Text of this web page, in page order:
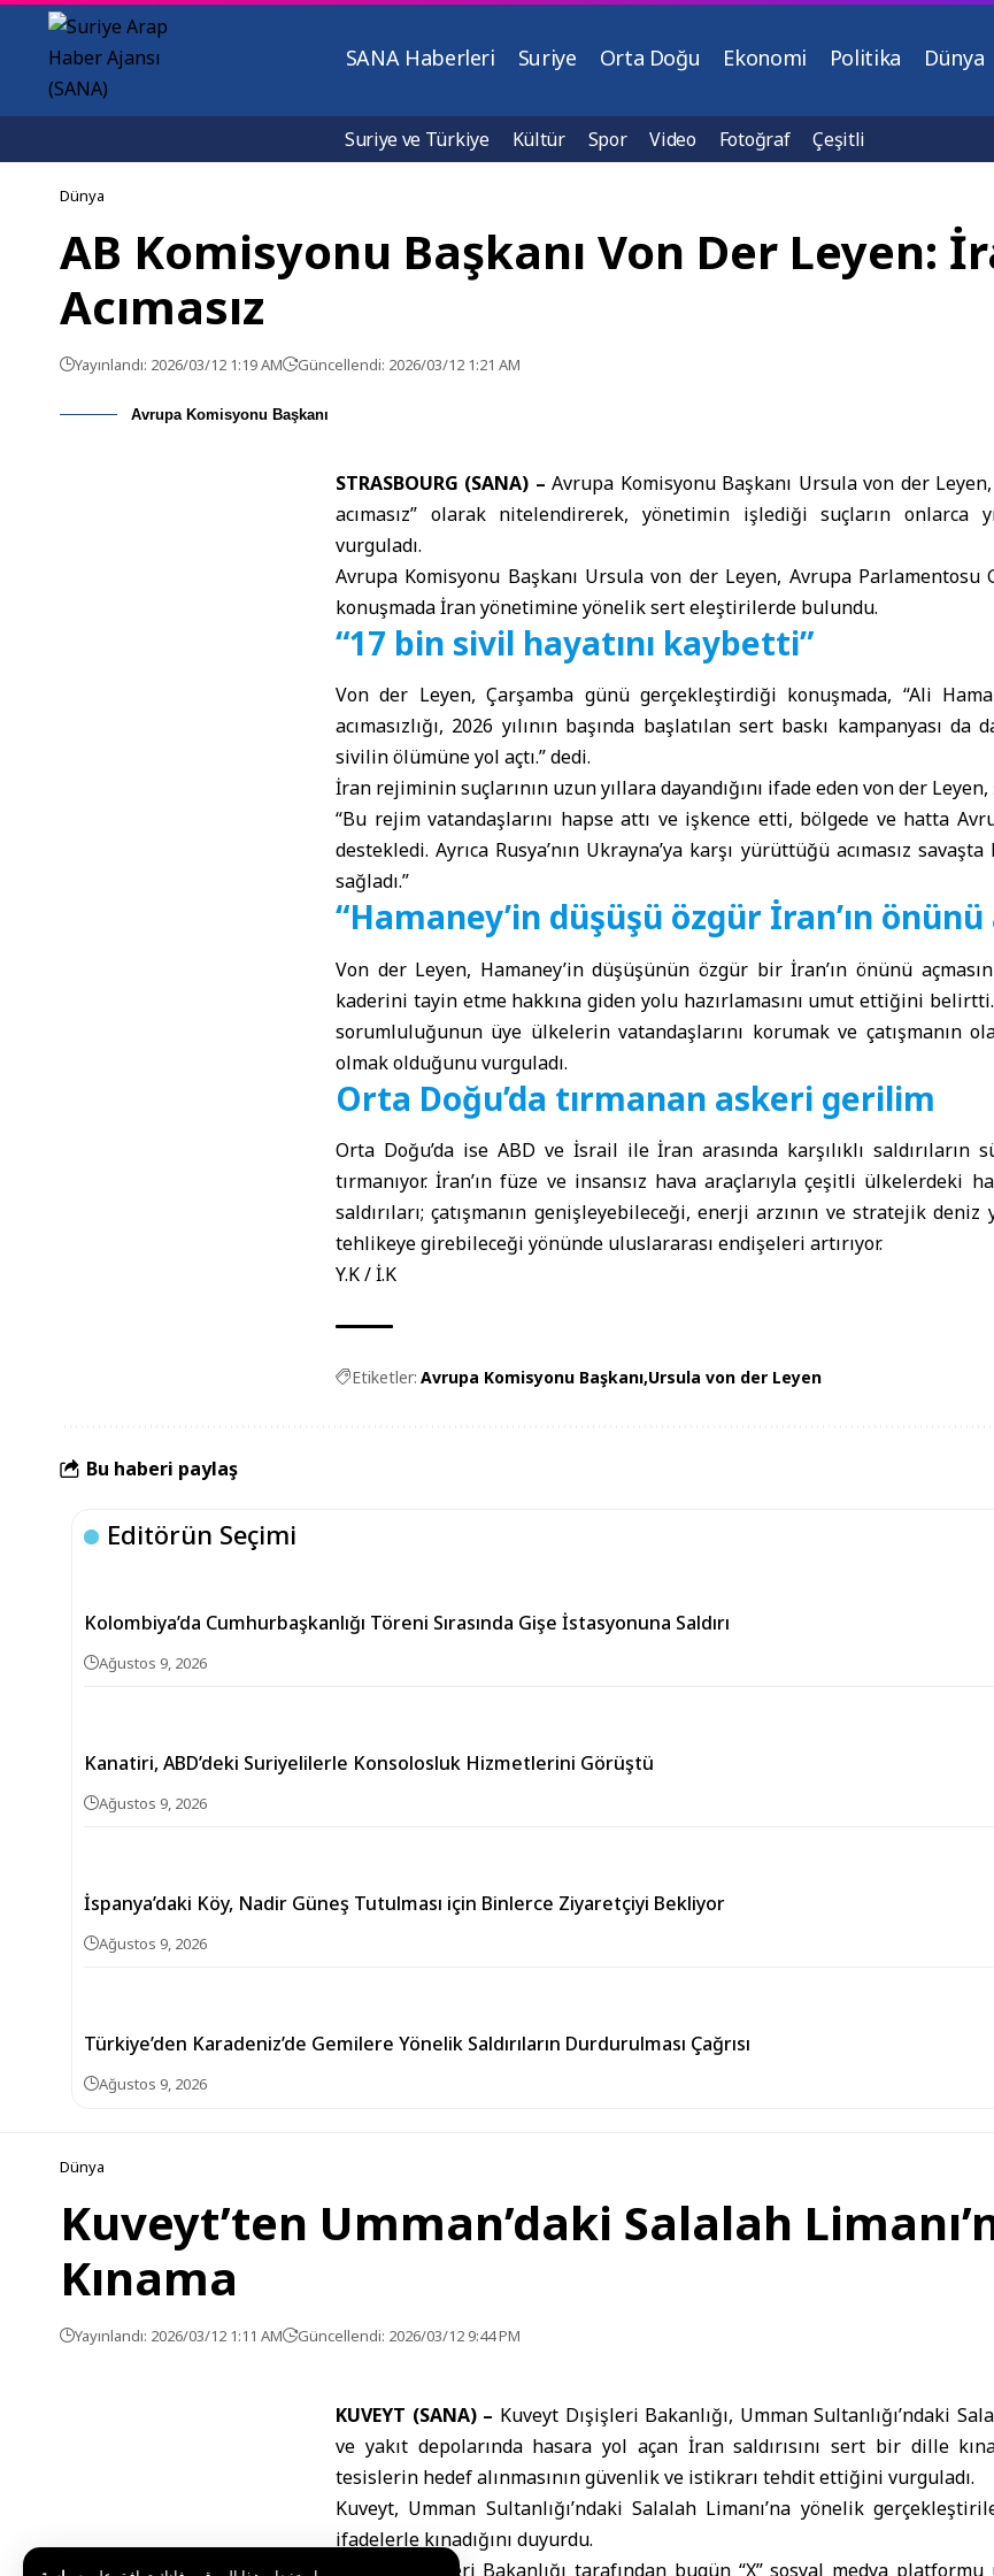
SANA Haberleri Suriye Orta Doğu Ekonomi Politika Dünya
Suriye ve Türkiye Kültür Spor Video Fotoğraf Çeşitli
Dünya
AB Komisyonu Başkanı Von Der Leyen:
Acımasız
Yayınlandı: 2026/03/12 1:19 AM Güncellendi: 2026/03/12 1:21 AM
Avrupa Komisyonu Başkanı
STRASBOURG (SANA) –Avrupa Komisyonu Başkanı Ursula von der Leyen
acımasız” olarak nitelendirerek, yönetimin işlediği suçların onlarca
vurguladı.
Avrupa Komisyonu Başkanı Ursula von der Leyen, Avrupa Parlamentosu
konuşmada İran yönetimine yönelik sert eleştirilerde bulundu.
“17 bin sivil hayatını kaybetti”
Von der Leyen, Çarşamba günü gerçekleştirdiği konuşmada, “Ali
acımasızlığı, 2026 yılının başında başlatılan sert baskı kampanyası
sivilin ölümüne yol açtı.” dedi.
İran rejiminin suçlarının uzun yıllara dayandığını ifade eden von der
“Bu rejim vatandaşlarını hapse attı ve işkence etti, bölgede ve hatta
destekledi. Ayrıca Rusya’nın Ukrayna’ya karşı yürüttüğü acımasız
sağladı.”
“Hamaney’in düşüşü özgür İran’ın önünü
Von der Leyen, Hamaney’in düşüşünün özgür bir İran’ın önünü
kaderini tayin etme hakkına giden yolu hazırlamasını umut ettiğini
sorumluluğunun üye ülkelerin vatandaşlarını korumak ve çatışmanın
olmak olduğunu vurguladı.
Orta Doğu’da tırmanan askeri gerilim
Orta Doğu’da ise ABD ve İsrail ile İran arasında karşılıklı saldırıların
tırmanıyor. İran’ın füze ve insansız hava araçlarıyla çeşitli ülkelerdeki
saldırıları; çatışmanın genişleyebileceği, enerji arzının ve stratejik
tehlikeye girebileceği yönünde uluslararası endişeleri artırıyor.
Y.K / İ.K
Etiketler: Avrupa Komisyonu Başkanı Ursula von der Leyen
Bu haberi paylaş
Editörün Seçimi
Kolombiya’da Cumhurbaşkanlığı Töreni Sırasında Gişe İstasyonuna Saldırı
Ağustos 9, 2026
Kanatiri, ABD’deki Suriyelilerle Konsolosluk Hizmetlerini Görüştü
Ağustos 9, 2026
İspanya’daki Köy, Nadir Güneş Tutulması için Binlerce Ziyaretçiyi Bekliyor
Ağustos 9, 2026
Türkiye’den Karadeniz’de Gemilere Yönelik Saldırıların Durdurulması Çağrısı
Ağustos 9, 2026
Dünya
Kuveyt’ten Umman’daki Salalah
Kınama
Yayınlandı: 2026/03/12 1:11 AM Güncellendi: 2026/03/12 9:44 PM
KUVEYT (SANA) – Kuveyt Dışişleri Bakanlığı, Umman Sultanlığı’ndaki
ve yakıt depolarında hasara yol açan İran saldırısını sert bir dille
tesislerin hedef alınmasının güvenlik ve istikrarı tehdit ettiğini vurguladı.
Kuveyt, Umman Sultanlığı’ndaki Salalah Limanı’na yönelik
ifadelerle kınadığını duyurdu.
Kuveyt Dışişleri Bakanlığı tarafından bugün “X” sosyal medya